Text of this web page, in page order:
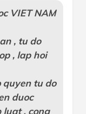
VIET NAM
, tu do
, lap hoi
quyen tu do
duoc
luat , cong